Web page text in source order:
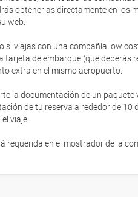
obtenerlas directamente en los
web.
si viajas con una compañía low
tarjeta de embarque (que deberás
extra en el mismo aeropuerto.
la documentación de un
de tu reserva alrededor de 10
viaje.
requerida en el mostrador de la